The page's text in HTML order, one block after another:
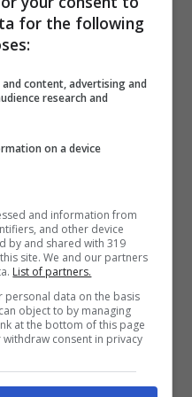
calda e si
di
metterlo.
del mascara: il risultato è
for the following
content, advertising and
research and
on a device
and information from
and other device
by and shared with 319
site. We and our partners
List of partners.
personal data on the basis
object to by managing
at the bottom of this page
consent in privacy